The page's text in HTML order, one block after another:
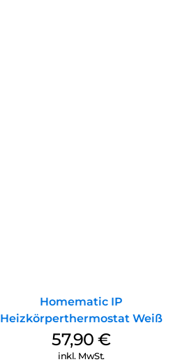
Homematic IP
Heizkörperthermostat Weiß
57,90€
inkl. MwSt.